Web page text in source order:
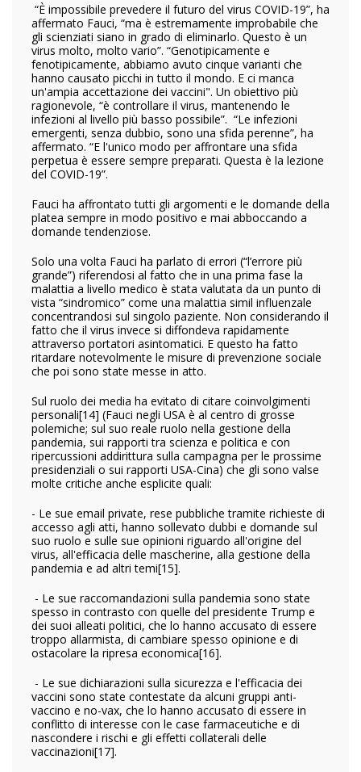
“È impossibile prevedere il futuro del virus COVID-19”, ha
affermato Fauci, “ma è estremamente improbabile che
gli scienziati siano in grado di eliminarlo. Questo è un
virus molto, molto vario”. “Genotipicamente e
fenotipicamente, abbiamo avuto cinque varianti che
hanno causato picchi in tutto il mondo. E ci manca
un'ampia accettazione dei vaccini". Un obiettivo più
ragionevole, “è controllare il virus, mantenendo le
infezioni al livello più basso possibile”. “Le infezioni
emergenti, senza dubbio, sono una sfida perenne”, ha
affermato. “E l'unico modo per affrontare una sfida
perpetua è essere sempre preparati. Questa è la lezione
del COVID-19”.
Fauci ha affrontato tutti gli argomenti e le domande della
platea sempre in modo positivo e mai abboccando a
domande tendenziose.
Solo una volta Fauci ha parlato di errori (“l’errore più
grande”) riferendosi al fatto che in una prima fase la
malattia a livello medico è stata valutata da un punto di
vista “sindromico” come una malattia simil influenzale
concentrandosi sul singolo paziente. Non considerando il
fatto che il virus invece si diffondeva rapidamente
attraverso portatori asintomatici. E questo ha fatto
ritardare notevolmente le misure di prevenzione sociale
che poi sono state messe in atto.
Sul ruolo dei media ha evitato di citare coinvolgimenti
personali[14] (Fauci negli USA è al centro di grosse
polemiche; sul suo reale ruolo nella gestione della
pandemia, sui rapporti tra scienza e politica e con
ripercussioni addirittura sulla campagna per le prossime
presidenziali o sui rapporti USA-Cina) che gli sono valse
molte critiche anche esplicite quali:
- Le sue email private, rese pubbliche tramite richieste di
accesso agli atti, hanno sollevato dubbi e domande sul
suo ruolo e sulle sue opinioni riguardo all'origine del
virus, all'efficacia delle mascherine, alla gestione della
pandemia e ad altri temi[15].
- Le sue raccomandazioni sulla pandemia sono state
spesso in contrasto con quelle del presidente Trump e
dei suoi alleati politici, che lo hanno accusato di essere
troppo allarmista, di cambiare spesso opinione e di
ostacolare la ripresa economica[16].
- Le sue dichiarazioni sulla sicurezza e l'efficacia dei
vaccini sono state contestate da alcuni gruppi anti-
vaccino e no-vax, che lo hanno accusato di essere in
conflitto di interesse con le case farmaceutiche e di
nascondere i rischi e gli effetti collaterali delle
vaccinazioni[17].